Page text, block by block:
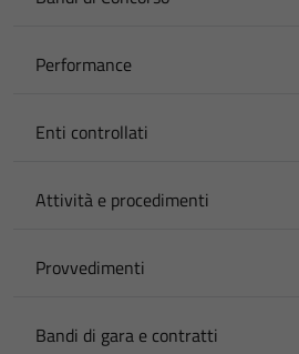
Performance
Enti controllati
Attività e procedimenti
Provvedimenti
Bandi di gara e contratti